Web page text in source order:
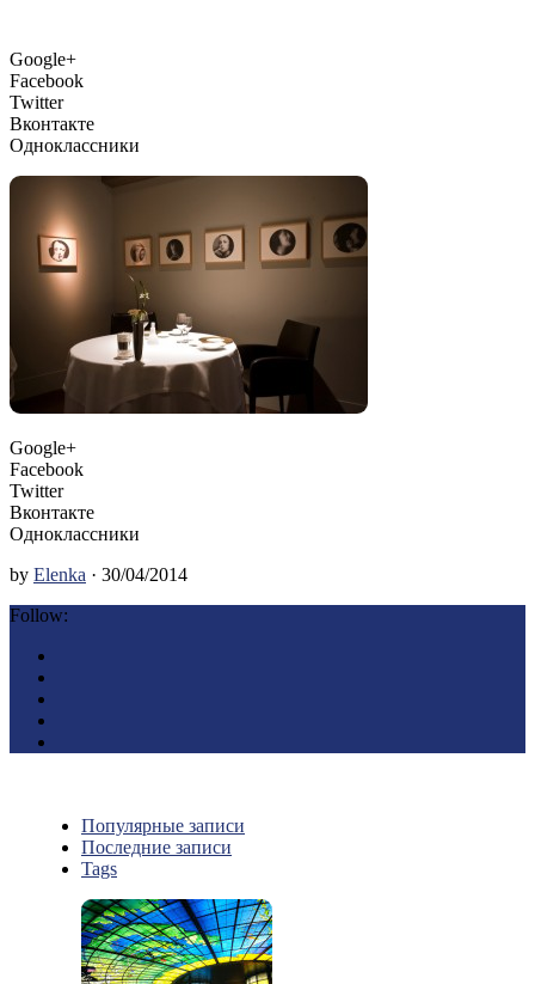
Google+
Facebook
Twitter
Вконтакте
Одноклассники
Google+
Facebook
Twitter
Вконтакте
Одноклассники
by Elenka · 30/04/2014
Follow:
Популярные записи
Последние записи
Tags